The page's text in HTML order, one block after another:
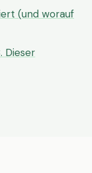
(und worauf
Dieser